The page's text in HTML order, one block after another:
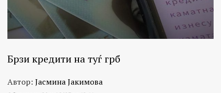
Брзи кредити на туѓ грб
Автор: Јасмина Јакимова